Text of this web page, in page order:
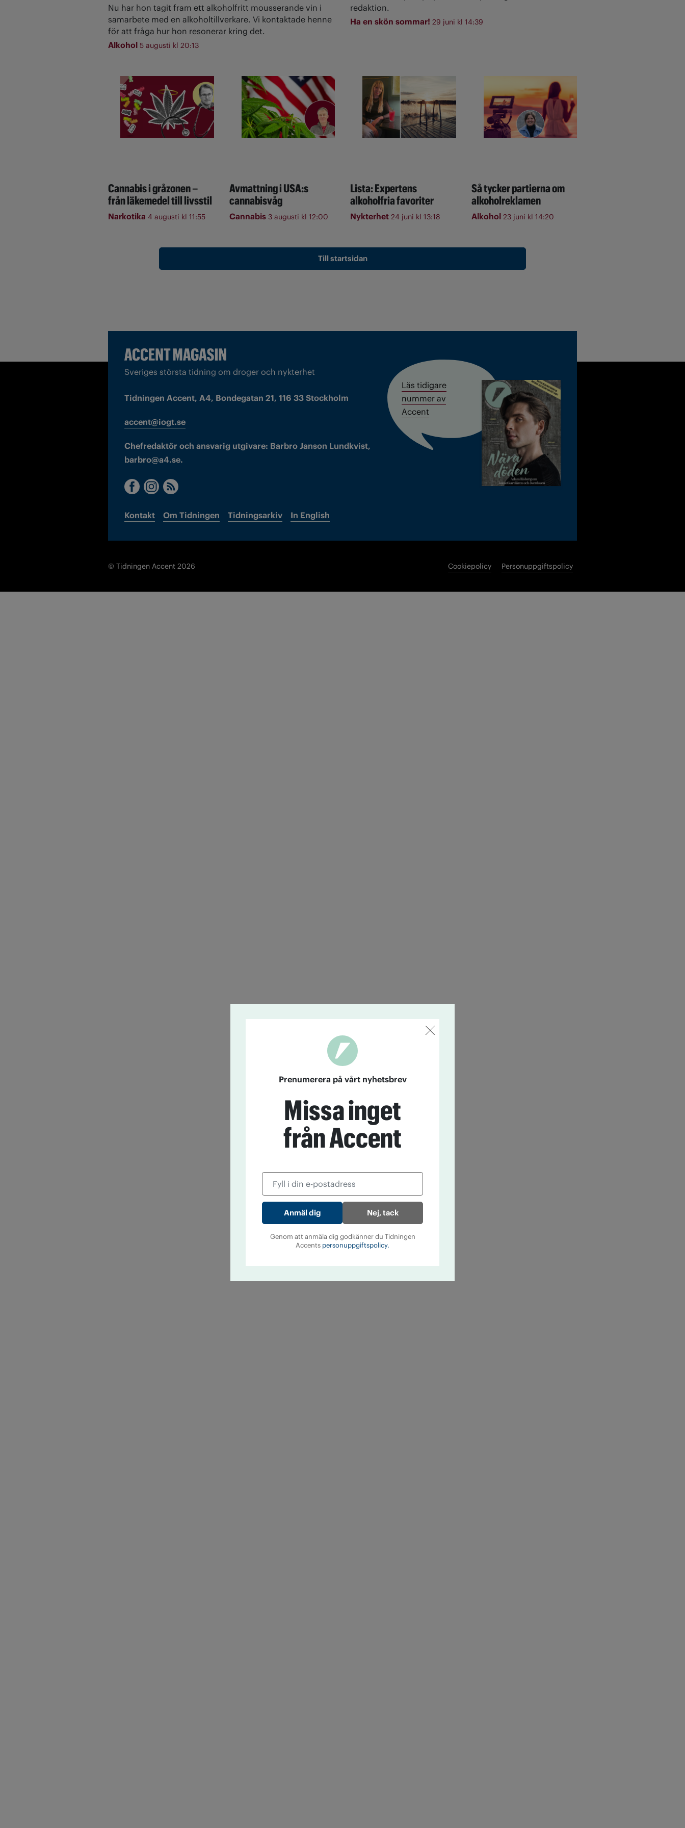
Nu har hon tagit fram ett alkoholfritt mousserande vin i
samarbete med en alkoholtillverkare. Vi kontaktade henne
för att fråga hur hon resonerar kring det.
Alkohol 5 augusti kl 20:13
Cannabis i gråzonen –
från läkemedel till livsstil
Narkotika 4 augusti kl 11:55
Avmattning i USA:s
cannabisvåg
Cannabis 3 augusti kl 12:00
redaktion.
Ha en skön sommar! 29 juni kl 14:39
Lista: Expertens
alkoholfria favoriter
Nykterhet 24 juni kl 13:18
Så tycker partierna om
alkoholreklamen
Alkohol 23 juni kl 14:20
Till startsidan
Sveriges största tidning om droger och nykterhet
Tidningen Accent, A4, Bondegatan 21, 116 33 Stockholm
accent@iogt.se
Chefredaktör och ansvarig utgivare: Barbro Janson Lundkvist,
barbro@a4.se.
Kontakt Om Tidningen Tidningsarkiv In English
Läs tidigare
nummer av
Accent
© Tidningen Accent 2026 Cookiepolicy Personuppgiftspolicy
Prenumerera på vårt nyhetsbrev
Missa inget
från Accent
Nej, tack
Genom att anmäla dig godkänner du Tidningen
Accents personuppgiftspolicy.